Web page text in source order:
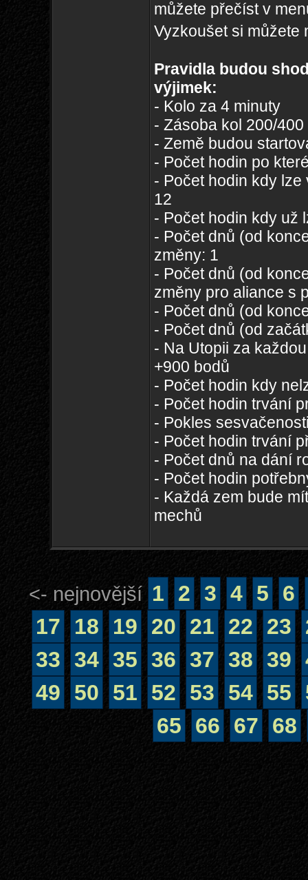
můžete přečíst v
Vyzkoušet si můžete
Pravidla budou
výjimek:
- Kolo za 4 minuty
- Zásoba kol 200/400
- Země budou
- Počet hodin po
- Počet hodin kdy
12
- Počet hodin kdy už
- Počet dnů (od
změny: 1
- Počet dnů (od
změny pro aliance s
- Počet dnů (od
- Počet dnů (od
- Na Utopii za
+900 bodů
- Počet hodin kdy
- Počet hodin trvání
- Pokles
- Počet hodin trvání
- Počet dnů na dání
- Počet hodin
- Každá zem bude
mechů
<- nejnovější 1 2 3 4 5
6
17
18 19 20 21 22 23
33 34 35 36 37 38 39
49
50 51 52 53 54 55
65
66 67 68